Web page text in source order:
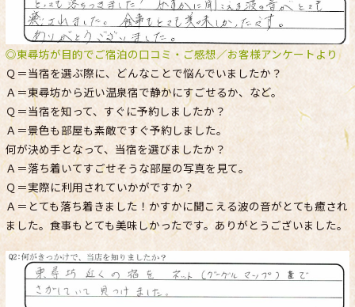
◎東尋坊が目的でご宿泊の口コミ・ご感想／お客様アンケートより
Ｑ＝当宿を選ぶ際に、どんなことで悩んでいましたか？
Ａ＝東尋坊から近い温泉宿で静かにすごせるか、など。
Ｑ＝当宿を知って、すぐに予約しましたか？
Ａ＝景色も部屋も素敵ですぐ予約しました。
何が決め手となって、当宿を選びましたか？
Ａ＝落ち着いてすごせそうな部屋の写真を見て。
Ｑ＝実際に利用されていかがですか？
Ａ＝とても落ち着きました！かすかに聞こえる波の音がとても癒され
ました。食事もとても美味しかったです。ありがとうございました。